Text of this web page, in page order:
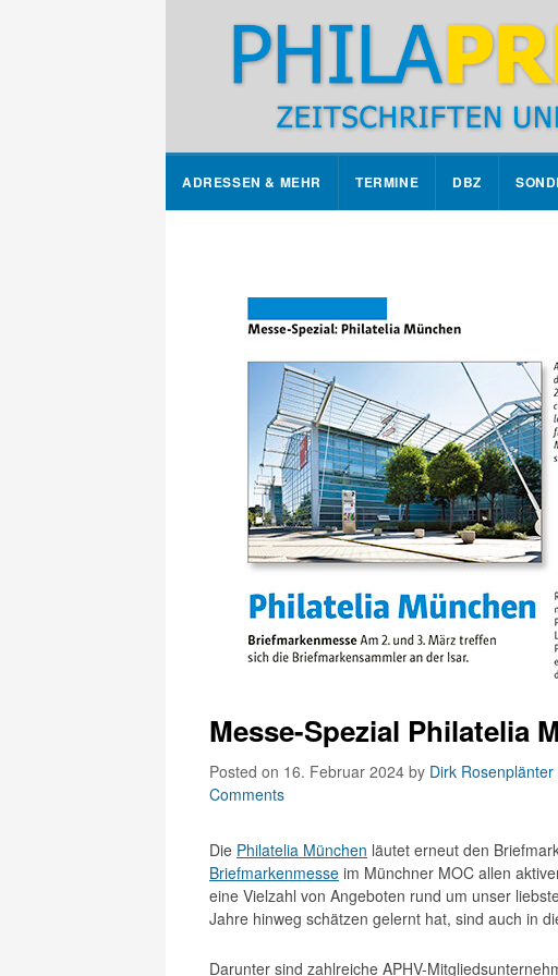
ADRESSEN & MEHR TERMINE DBZ
Messe-Spezial Philatelia
Posted on 16. Februar 2024 by Dirk Rosenplänter
Comments
Die Philatelia München läutet erneut den
Briefmarkenmesse im Münchner MOC allen
eine Vielzahl von Angeboten rund um unser
Jahre hinweg schätzen gelernt hat, sind auch in
Darunter sind zahlreiche APHV-